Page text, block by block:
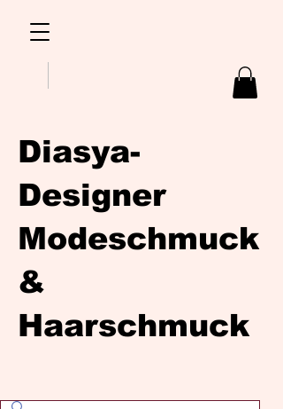
Diasya-
Designer
Modeschmuck
&
Haarschmuck